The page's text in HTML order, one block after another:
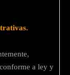
a ley y